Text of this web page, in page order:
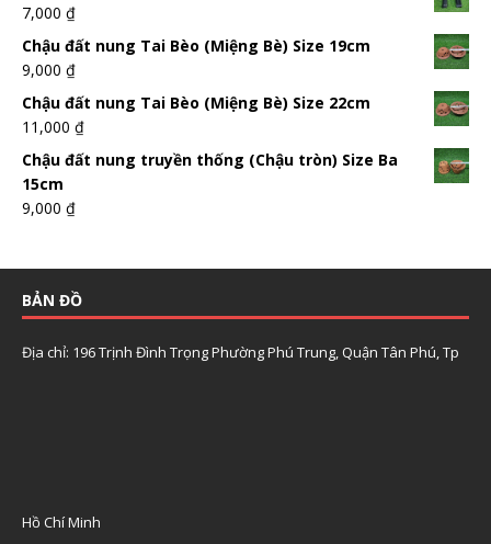
7,000 ₫
Chậu đất nung Tai Bèo (Miệng Bè) Size 19cm
9,000 ₫
Chậu đất nung Tai Bèo (Miệng Bè) Size 22cm
11,000 ₫
Chậu đất nung truyền thống (Chậu tròn) Size Ba
15cm
9,000 ₫
BẢN ĐỒ
Địa chỉ: 196 Trịnh Đình Trọng Phường Phú Trung, Quận Tân Phú, Tp
Hồ Chí Minh